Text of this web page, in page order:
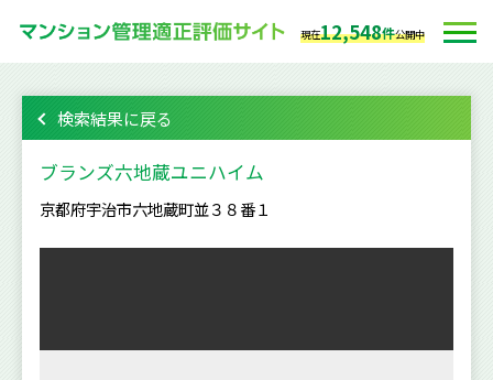
現在12,548件公開中
検索結果に戻る
ブランズ六地蔵ユニハイム
京都府宇治市六地蔵町並３８番１